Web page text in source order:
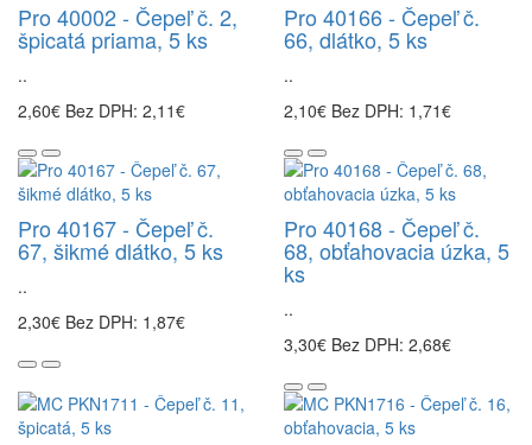
Pro 40002 - Čepeľ č. 2,
špicatá priama, 5 ks
..
2,60€ Bez DPH: 2,11€
Pro 40166 - Čepeľ č.
66, dlátko, 5 ks
..
2,10€ Bez DPH: 1,71€
Pro 40167 - Čepeľ č.
67, šikmé dlátko, 5 ks
..
2,30€ Bez DPH: 1,87€
Pro 40168 - Čepeľ č.
68, obťahovacia úzka, 5
ks
..
3,30€ Bez DPH: 2,68€